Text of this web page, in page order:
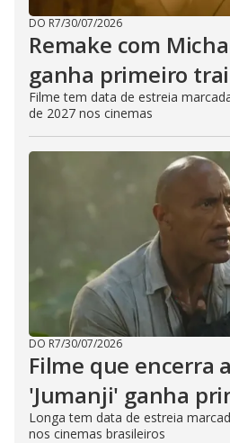
DO R7/30/07/2026
Remake com
ganha primeiro
Filme tem data de estreia
de 2027 nos cinemas
DO R7/30/07/2026
Filme que encerra
'Jumanji' ganha
Longa tem data de estreia
nos cinemas brasileiros